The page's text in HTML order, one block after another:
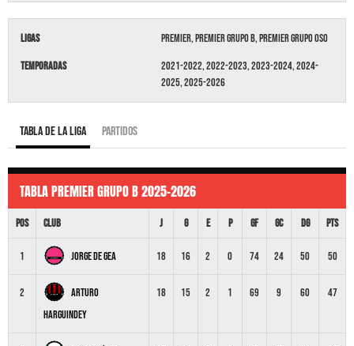
Ligas Premier, Premier GRUPO B, Premier GRUPO OSO
Temporadas
2021-2022, 2022-2023, 2023-2024, 2024-
2025, 2025-2026
Tabla de la liga Partidos
TABLA PREMIER GRUPO B 2025-2026
Pos Club J G E P GF GC DG Pts
1 Jorge De Gea 18 16 2 0 74 24 50 50
2
Arturo
Harguindey
18 15 2 1 69 9 60 47